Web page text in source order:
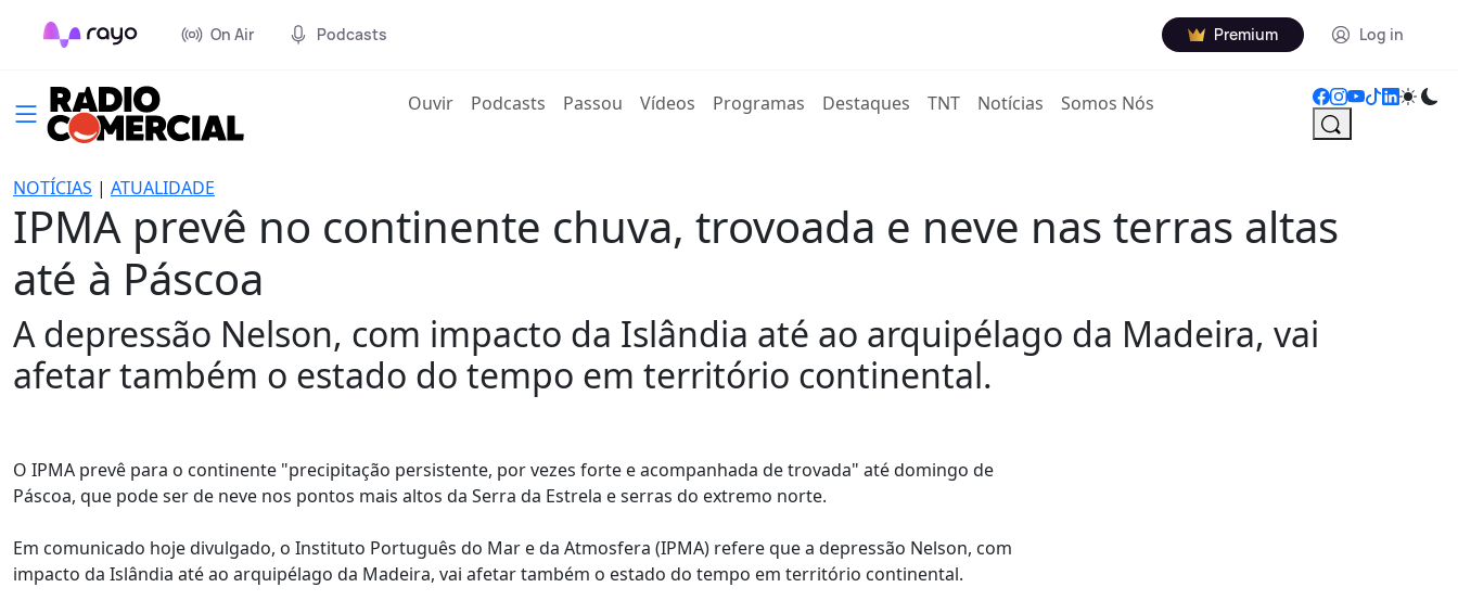
On Air Podcasts Premium Log in
Ouvir(current)
Podcasts Passou Vídeos Programas Destaques TNT Notícias Somos Nós
NOTÍCIAS | ATUALIDADE
IPMA prevê no continente chuva, trovoada e neve nas terras altas
até à Páscoa
A depressão Nelson, com impacto da Islândia até ao arquipélago da Madeira, vai
afetar também o estado do tempo em território continental.
O IPMA prevê para o continente "precipitação persistente, por vezes forte e acompanhada de trovada" até domingo de
Páscoa, que pode ser de neve nos pontos mais altos da Serra da Estrela e serras do extremo norte.
Em comunicado hoje divulgado, o Instituto Português do Mar e da Atmosfera (IPMA) refere que a depressão Nelson, com
impacto da Islândia até ao arquipélago da Madeira, vai afetar também o estado do tempo em território continental.